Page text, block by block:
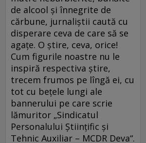
de alcool şi înnegrite de
cărbune, jurnaliştii caută cu
disperare ceva de care să se
agaţe. O ştire, ceva, orice!
Cum figurile noastre nu le
inspiră respectiva ştire,
trecem frumos pe lîngă ei, cu
tot cu beţele lungi ale
bannerului pe care scrie
lămuritor „Sindicatul
Personalului Ştiinţific şi
Tehnic Auxiliar – MCDR Deva“.